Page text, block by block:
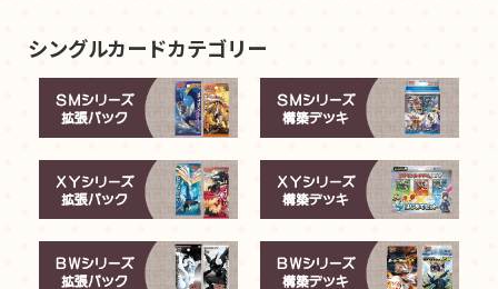
シングルカードカテゴリー